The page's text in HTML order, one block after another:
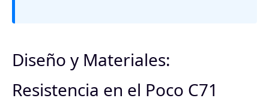
Diseño y Materiales:
Resistencia en el Poco C71